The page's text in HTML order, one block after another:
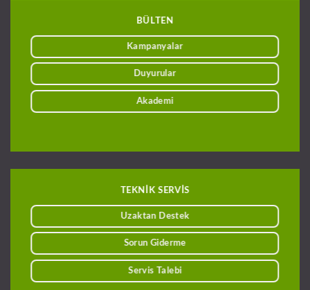
BÜLTEN
Kampanyalar
Duyurular
Akademi
TEKNİK SERVİS
Uzaktan Destek
Sorun Giderme
Servis Talebi